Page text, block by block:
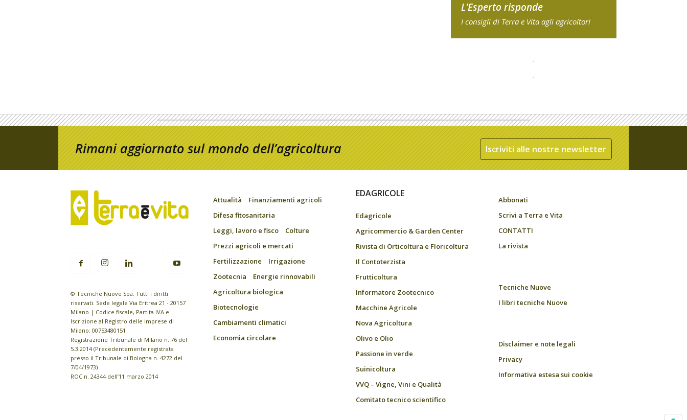
L'Esperto risponde
I consigli di Terra e Vita agli agricoltori
Rimani aggiornato sul mondo dell’agricoltura Iscriviti alle nostre newsletter
© Tecniche Nuove Spa. Tutti i diritti
riservati. Sede legale Via Eritrea 21 - 20157
Milano | Codice fiscale, Partita IVA e
Iscrizione al Registro delle imprese di
Milano: 00753480151
Registrazione Tribunale di Milano n. 76 del
5.3.2014 (Precedentemente registrata
presso il Tribunale di Bologna n. 4272 del
7/04/1973)
ROC n. 24344 dell’11 marzo 2014
Attualità
Finanziamenti agricoli
Difesa fitosanitaria
Leggi, lavoro e fisco
Colture
Prezzi agricoli e mercati
Fertilizzazione
Irrigazione
Zootecnia
Energie rinnovabili
Agricoltura biologica
Biotecnologie
Cambiamenti climatici
Economia circolare
EDAGRICOLE
Edagricole
Agricommercio & Garden Center
Rivista di Orticoltura e Floricoltura
Il Contoterzista
Frutticoltura
Informatore Zootecnico
Macchine Agricole
Nova Agricoltura
Olivo e Olio
Passione in verde
Suinicoltura
VVQ – Vigne, Vini e Qualità
Comitato tecnico scientifico
Abbonati
Scrivi a Terra e Vita
CONTATTI
La rivista
Tecniche Nuove
I libri tecniche Nuove
Disclaimer e note legali
Privacy
Informativa estesa sui cookie